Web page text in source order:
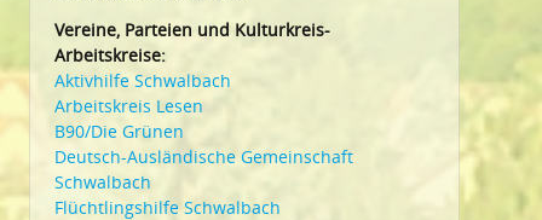
Vereine, Parteien und Kulturkreis-
Arbeitskreise:
Aktivhilfe Schwalbach
Arbeitskreis Lesen
B90/Die Grünen
Deutsch-Ausländische Gemeinschaft
Schwalbach
Flüchtlingshilfe Schwalbach